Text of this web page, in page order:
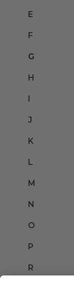
E
F
G
H
I
J
K
L
M
N
O
P
R